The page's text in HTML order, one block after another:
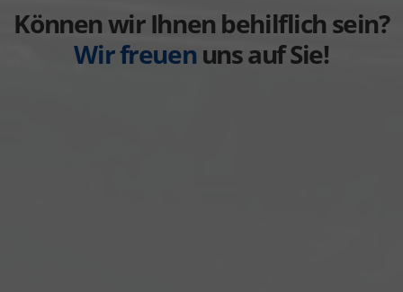
anzeigen
Können wir Ihnen behilflich sein?
Wir freuenuns auf Sie!